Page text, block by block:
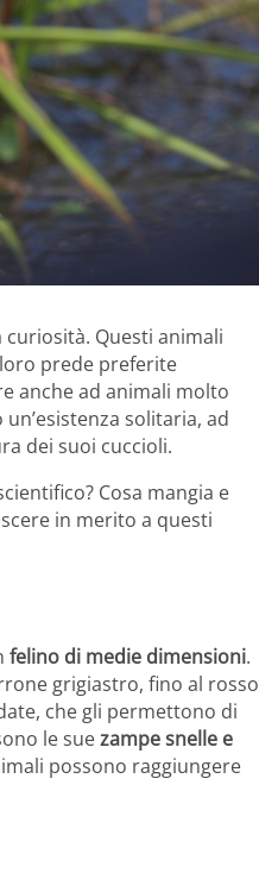
Questi animali
prede preferite
anche ad animali molto
solitaria, ad
dei suoi cuccioli.
Cosa mangia e
in merito a questi
felino di medie dimensioni.
grigiastro, fino al rosso
che gli permettono di
le suezampe snelle e
possono raggiungere